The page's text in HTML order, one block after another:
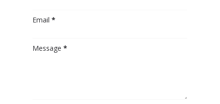
Email*
Message*